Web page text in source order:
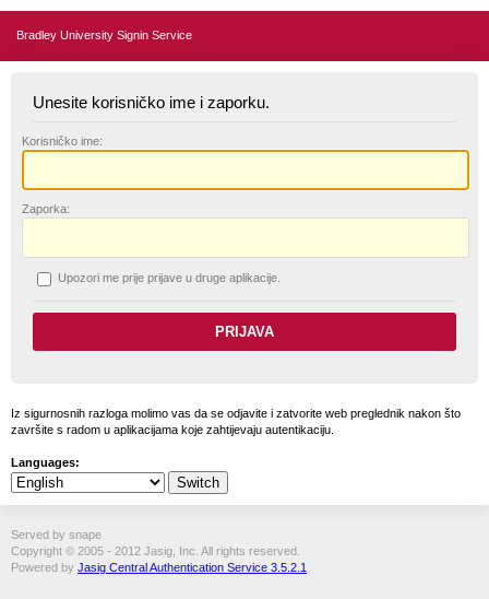
Bradley University Signin Service
Unesite korisničko ime i zaporku.
Korisničko ime:
Zaporka:
Upozori me prije prijave u druge aplikacije.
Iz sigurnosnih razloga molimo vas da se odjavite i zatvorite web preglednik nakon što
završite s radom u aplikacijama koje zahtijevaju autentikaciju.
Languages:
Served by snape
Copyright © 2005 - 2012 Jasig, Inc. All rights reserved.
Powered by Jasig Central Authentication Service 3.5.2.1